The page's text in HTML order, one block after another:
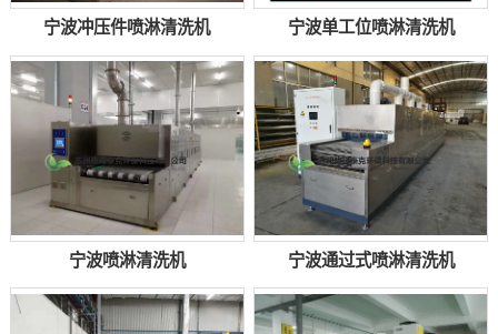
宁波冲压件喷淋清洗机 宁波单工位喷淋清洗机
宁波喷淋清洗机 宁波通过式喷淋清洗机